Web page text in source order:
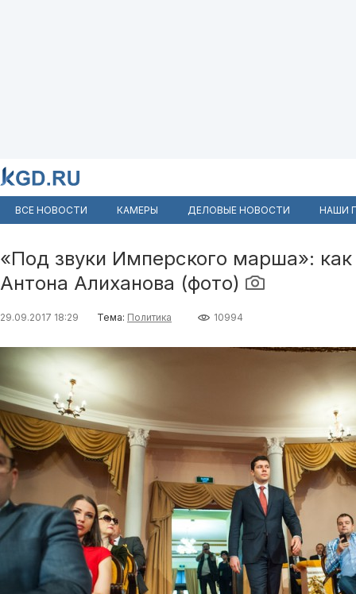
ВСЕ НОВОСТИ КАМЕРЫ ДЕЛОВЫЕ НОВОСТИ НАШИ
«Под звуки Имперского марша»:
Антона Алиханова (фото)
29.09.2017 18:29 Тема: Политика 10994